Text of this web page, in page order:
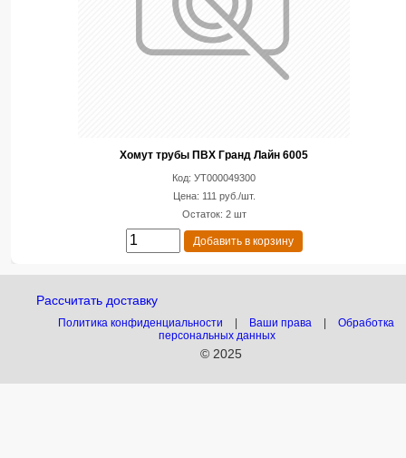
Хомут трубы ПВХ Гранд Лайн 6005
Код: УТ000049300
Цена: 111 руб./шт.
Остаток: 2 шт
Добавить в корзину
Рассчитать доставку
Политика конфиденциальности Ваши права
Обработка
персональных данных
© 2025